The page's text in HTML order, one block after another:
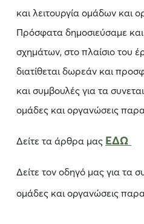
και λειτουργία ομάδων
Πρόσφατα δημοσιεύσαμε
σχημάτων, στο πλαίσιο του
διατίθεται δωρεάν και
και συμβουλές για τα
ομάδες και οργανώσεις
Δείτε τα άρθρα μας ΕΔΩ
Δείτε τον οδηγό μας για τα
ομάδες και οργανώσεις